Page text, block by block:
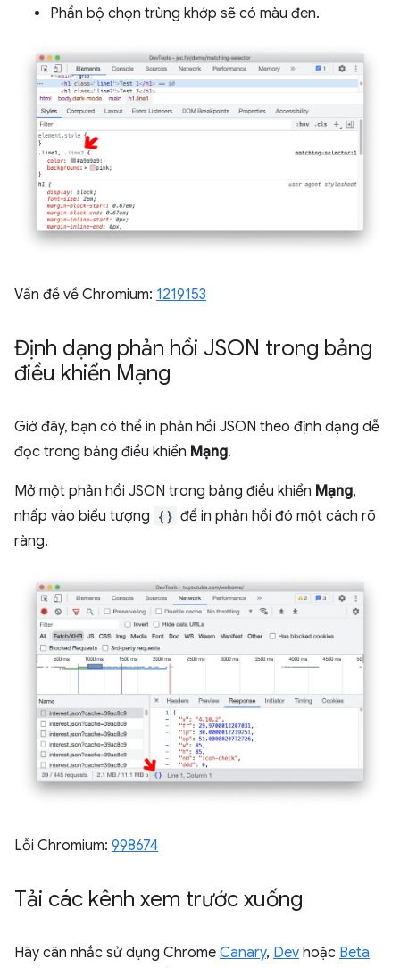
Phần bộ chọn trùng khớp sẽ có màu đen.
Vấn đề về Chromium: 1219153
Định dạng phản hồi JSON trong bảng
điều khiển Mạng
Giờ đây, bạn có thể in phản hồi JSON theo định dạng dễ
đọc trong bảng điều khiển Mạng.
Mở một phản hồi JSON trong bảng điều khiển Mạng,
nhấp vào biểu tượng {} để in phản hồi đó một cách rõ
ràng.
Lỗi Chromium: 998674
Tải các kênh xem trước xuống
Hãy cân nhắc sử dụng Chrome Canary, Dev hoặc Beta